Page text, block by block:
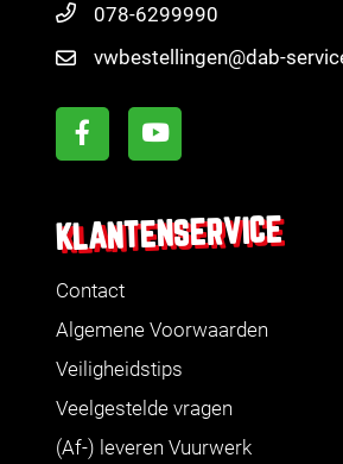
078-6299990
vwbestellingen@dab-
KLANTENSERVICE
Contact
Algemene Voorwaarden
Veiligheidstips
Veelgestelde vragen
(Af-) leveren Vuurwerk